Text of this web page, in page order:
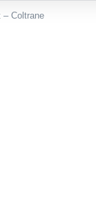
– Coltrane